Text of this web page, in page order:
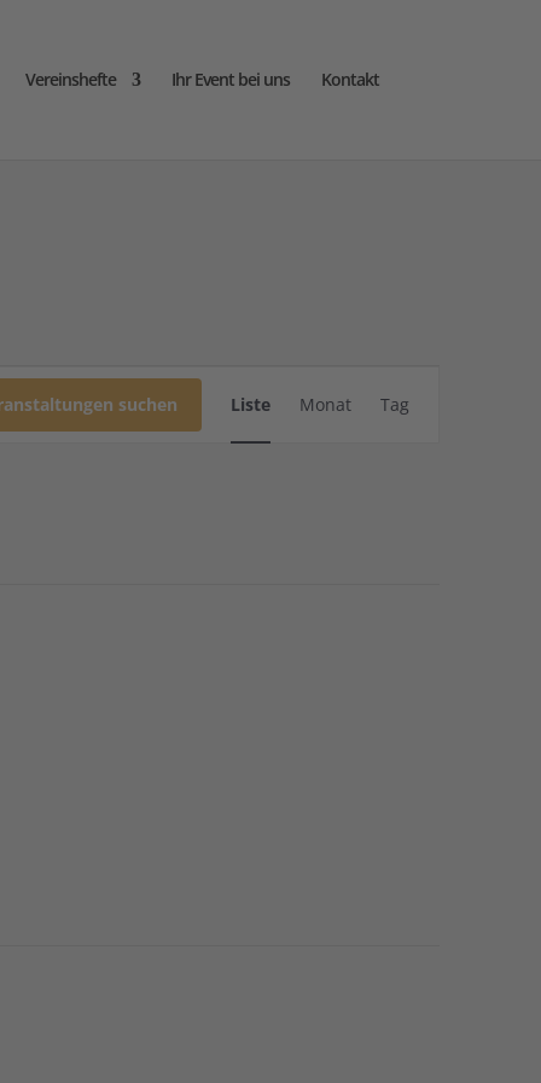
Vereinshefte Ihr Event bei uns Kontakt
suchen Ansichten-
Liste Monat Tag